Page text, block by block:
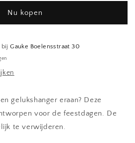
Nu kopen
bijGauke Boelensstraat 30
gelukshanger eraan? Deze
voor de feestdagen. De
te verwijderen.